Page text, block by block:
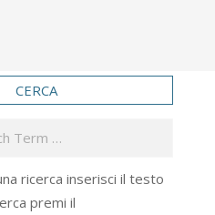
CERCA
ricerca inserisci il testo
premi il